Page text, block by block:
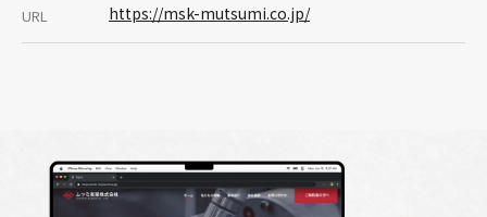
URL https://msk-mutsumi.co.jp/